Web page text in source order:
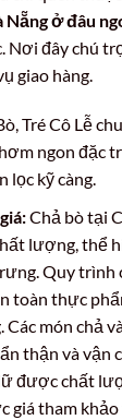
Nẵng ở đâu
Nơi đây chú
giao hàng.
Tré Cô Lễ
ngon đặc
lọc kỹ càng.
Chả bò tại
lượng, thể
Quy trình
toàn thực
Các món chả
thận và vận
được chất
giá tham